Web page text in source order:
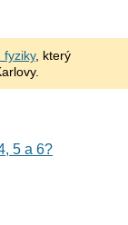
fyziky, který
5 a 6?